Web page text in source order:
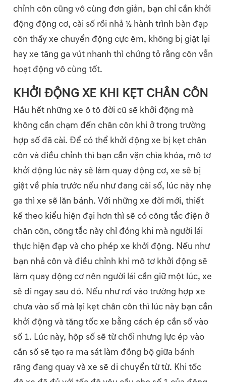
chỉnh côn cũng vô cùng đơn giản, bạn chỉ cần khởi
động động cơ, cài số rồi nhả ½ hành trình bàn đạp
côn thấy xe chuyển động cực êm, không bị giật lại
hay xe tăng ga vút nhanh thì chứng tỏ rằng côn vẫn
hoạt động vô cùng tốt.
KHỞI ĐỘNG XE KHI KẸT CHÂN CÔN
Hầu hết những xe ô tô đời cũ sẽ khởi động mà
không cần chạm đến chân côn khi ở trong trường
hợp số đã cài. Để có thể khởi động xe bị kẹt chân
côn và điều chỉnh thì bạn cần vặn chìa khóa, mô tơ
khởi động lúc này sẽ làm quay động cơ, xe sẽ bị
giật về phía trước nếu như đang cài số, lúc này nhẹ
ga thì xe sẽ lăn bánh. Với những xe đời mới, thiết
kế theo kiểu hiện đại hơn thì sẽ có công tắc điện ở
chân côn, công tắc này chỉ đóng khi mà người lái
thực hiện đạp và cho phép xe khởi động. Nếu như
bạn nhả côn và điều chỉnh khi mô tơ khởi động sẽ
làm quay động cơ nên người lái cần giữ một lúc, xe
sẽ đi ngay sau đó. Nếu như rơi vào trường hợp xe
chưa vào số mà lại kẹt chân côn thì lúc này bạn cần
khởi động và tăng tốc xe bằng cách ép cần số vào
số 1. Lúc này, hộp số sẽ từ chối nhưng lực ép vào
cần số sẽ tạo ra ma sát làm đồng bộ giữa bánh
răng đang quay và xe sẽ di chuyển từ từ. Khi tốc